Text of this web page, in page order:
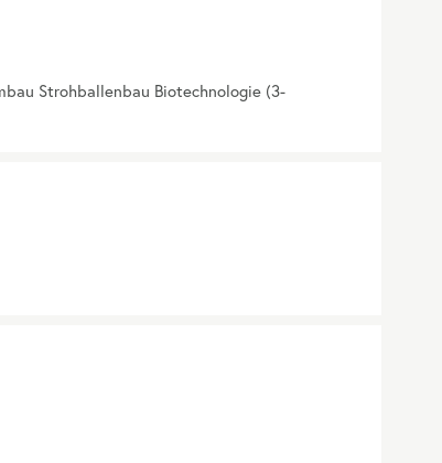
Strohballenbau Biotechnologie (3-